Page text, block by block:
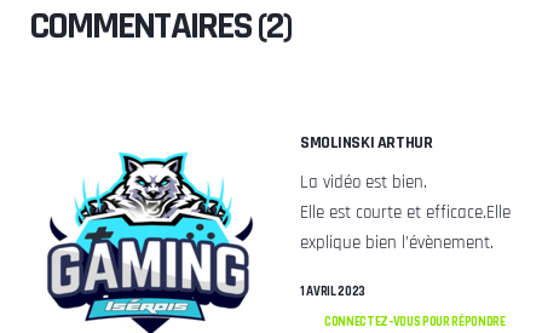
COMMENTAIRES (2)
SMOLINSKI ARTHUR
La vidéo est bien.
Elle est courte et efficace.Elle
explique bien l’évènement.
1 AVRIL 2023
CONNECTEZ-VOUS POUR RÉPONDRE